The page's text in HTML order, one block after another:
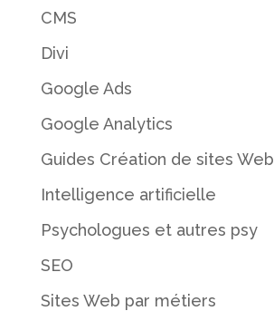
CMS
Divi
Google Ads
Google Analytics
Guides Création de sites Web
Intelligence artificielle
Psychologues et autres psy
SEO
Sites Web par métiers